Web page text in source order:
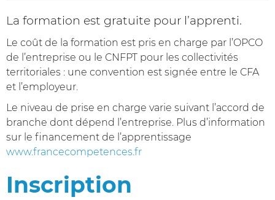
La formation est gratuite pour l’apprenti.
Le coût de la formation est pris en charge par l’OPCO
de l’entreprise ou le CNFPT pour les collectivités
territoriales : une convention est signée entre le CFA
et l’employeur.
Le niveau de prise en charge varie suivant l’accord de
branche dont dépend l’entreprise. Plus d’information
sur le financement de l’apprentissage
www.francecompetences.fr
Inscription